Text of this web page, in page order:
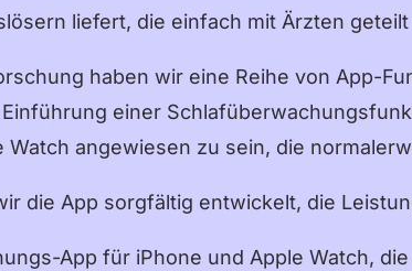
liefert, die einfach mit Ärzten
haben wir eine Reihe von App-
einer
angewiesen zu sein, die
die App sorgfältig entwickelt, die
App für iPhone und Apple Watch,